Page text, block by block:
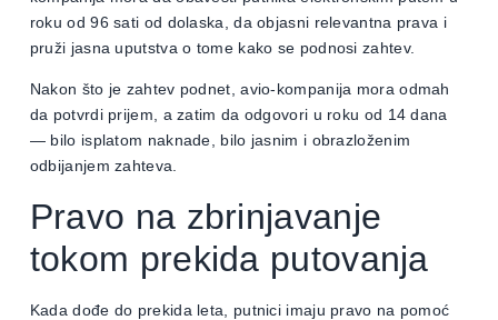
roku od 96 sati od dolaska, da objasni relevantna prava i
pruži jasna uputstva o tome kako se podnosi zahtev.
Nakon što je zahtev podnet, avio-kompanija mora odmah
da potvrdi prijem, a zatim da odgovori u roku od 14 dana
— bilo isplatom naknade, bilo jasnim i obrazloženim
odbijanjem zahteva.
Pravo na zbrinjavanje
tokom prekida putovanja
Kada dođe do prekida leta, putnici imaju pravo na pomoć